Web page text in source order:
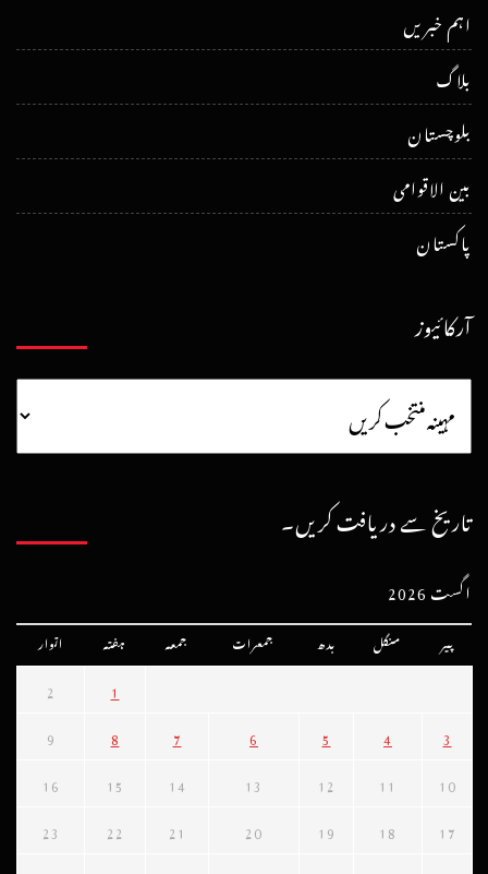
اہم خبریں
بلاگ
بلوچستان
بین الاقوامی
پاکستان
آرکائیوز
تاریخ سے دریافت کریں۔
اگست 2026
پیر منگل بدھ جمعرات جمعہ ہفتہ اتوار
1
2
3
4
5
6
7
8
9
10
11
12
13
14
15
16
17
18
19
20
21
22
23